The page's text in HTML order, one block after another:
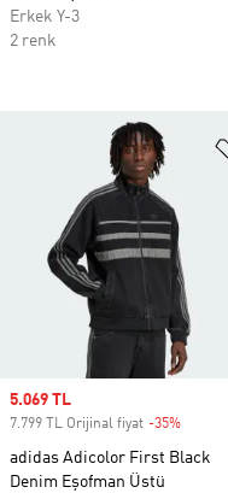
Sale price
5.069 TL
7.799 TL Orijinal fiyat -35%
adidas Adicolor First Black
Denim Eşofman Üstü
Erkek Y-3
2 renk